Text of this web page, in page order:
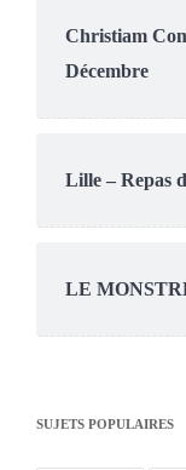
Christiam
Décembre
Lille – Repas
LE
SUJETS POPULAIRES